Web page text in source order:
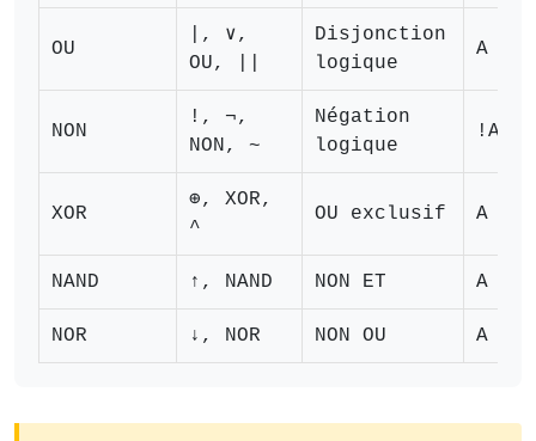
OU
|, ∨,
OU, ||
Disjonction
logique
A | B
NON
!, ¬,
NON, ~
Négation
logique
!A
XOR
⊕, XOR,
^
OU exclusif A ⊕ B
NAND ↑, NAND NON ET A ↑ B
NOR ↓, NOR NON OU A ↓ B